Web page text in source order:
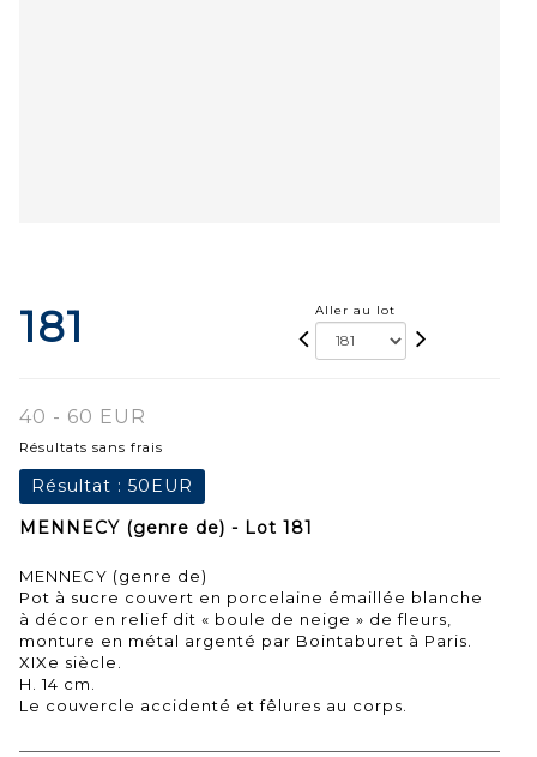
181 Aller au lot
40 - 60 EUR
Résultats sans frais
Résultat : 50EUR
MENNECY (genre de) - Lot 181
MENNECY (genre de)
Pot à sucre couvert en porcelaine émaillée blanche
à décor en relief dit « boule de neige » de fleurs,
monture en métal argenté par Bointaburet à Paris.
XIXe siècle.
H. 14 cm.
Le couvercle accidenté et fêlures au corps.